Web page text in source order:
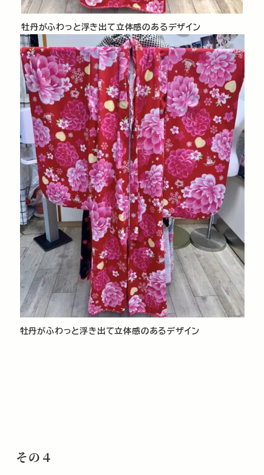
牡丹がふわっと浮き出て立体感のあるデザイン
牡丹がふわっと浮き出て立体感のあるデザイン
その４